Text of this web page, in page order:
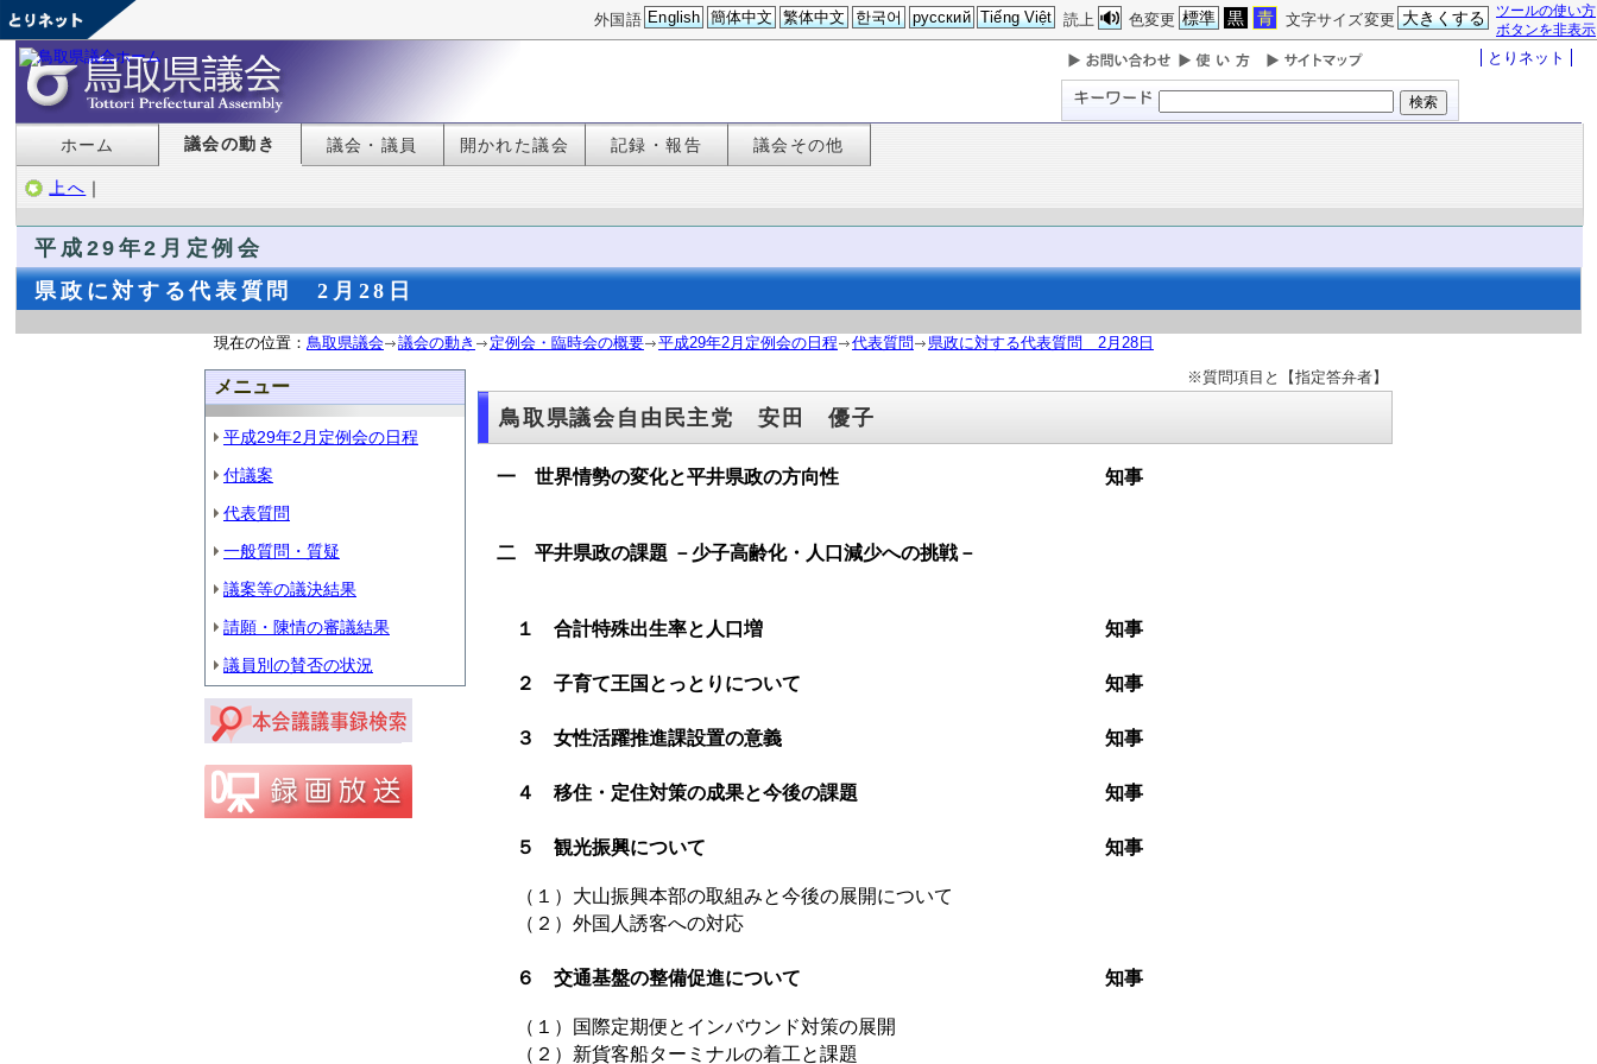
ツールの使い方
ボタンを非表示
文字サイズ変更 大きくする
色変更 標準 黒 青
読上
外国語 English 簡体中文 繁体中文 한국어 русский Tiếng Việt
とりネット
ホーム 議会の動き 議会・議員 開かれた議会 記録・報告 議会その他
上へ ｜
平成29年2月定例会
県政に対する代表質問 2月28日
現在の位置： 鳥取県議会 議会の動き 定例会・臨時会の概要 平成29年2月定例会の日程 代表質問 県政に対する代表質問 2月28日
メニュー
平成29年2月定例会の日程
付議案
代表質問
一般質問・質疑
議案等の議決結果
請願・陳情の審議結果
議員別の賛否の状況
※質問項目と【指定答弁者】
鳥取県議会自由民主党 安田 優子
一 世界情勢の変化と平井県政の方向性 知事
二 平井県政の課題 －少子高齢化・人口減少への挑戦－
１ 合計特殊出生率と人口増 知事
２ 子育て王国とっとりについて 知事
３ 女性活躍推進課設置の意義 知事
４ 移住・定住対策の成果と今後の課題 知事
５ 観光振興について 知事
（１）大山振興本部の取組みと今後の展開について
（２）外国人誘客への対応
６ 交通基盤の整備促進について 知事
（１）国際定期便とインバウンド対策の展開
（２）新貨客船ターミナルの着工と課題